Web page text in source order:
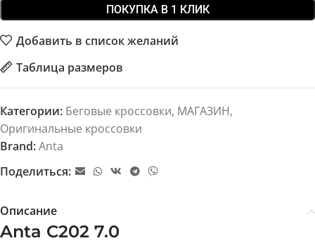
ПОКУПКА В 1 КЛИК
Добавить в список желаний
Таблица размеров
Категории: Беговые кроссовки, МАГАЗИН,
Оригинальные кроссовки
Brand:Anta
Поделиться:
Описание
Anta C202 7.0